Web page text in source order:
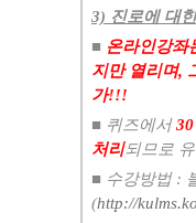
3) 진로에 대
​■ 온라인강좌
지만 열리며,
가!!!
■ 퀴즈에서30
처리되므로
■ 수강방법 :
(http://